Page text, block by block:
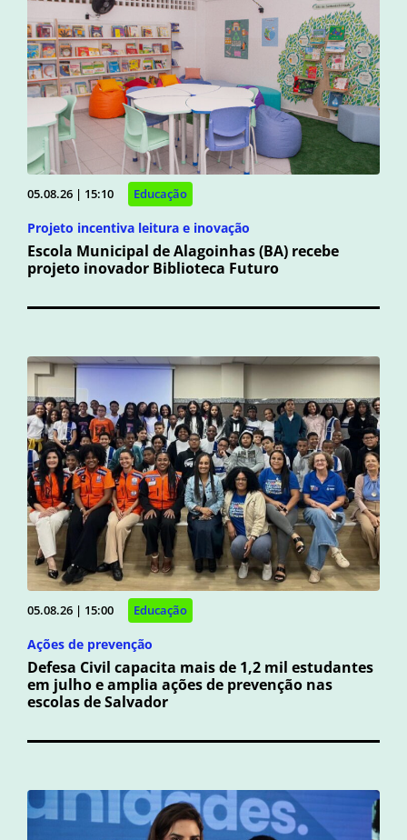
05.08.26 | 15:10 Educação
Projeto incentiva leitura e inovação
Escola Municipal de Alagoinhas (BA) recebe
projeto inovador Biblioteca Futuro
05.08.26 | 15:00 Educação
Ações de prevenção
Defesa Civil capacita mais de 1,2 mil estudantes
em julho e amplia ações de prevenção nas
escolas de Salvador